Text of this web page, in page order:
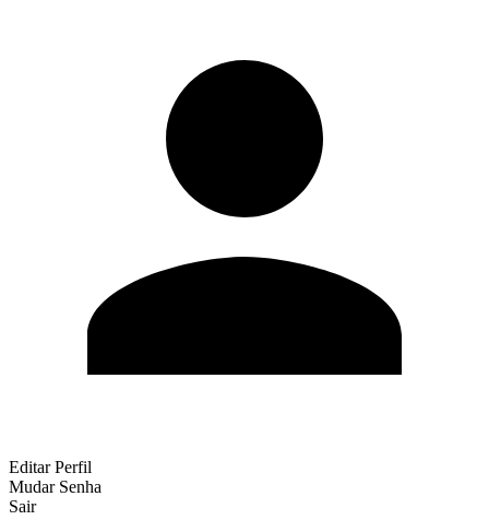
Editar Perfil
Mudar Senha
Sair